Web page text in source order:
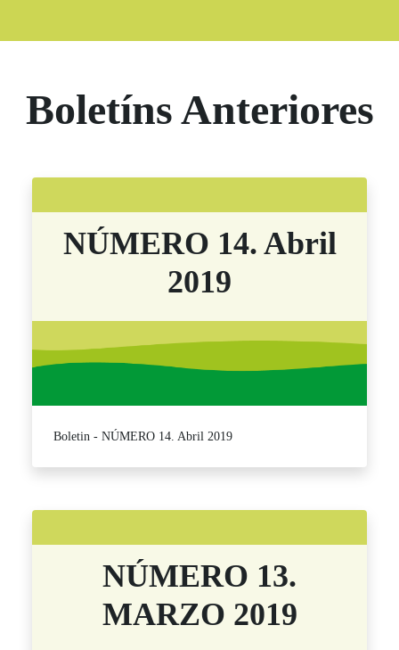
Boletíns Anteriores
NÚMERO 14. Abril
2019
Boletin - NÚMERO 14. Abril 2019
NÚMERO 13.
MARZO 2019